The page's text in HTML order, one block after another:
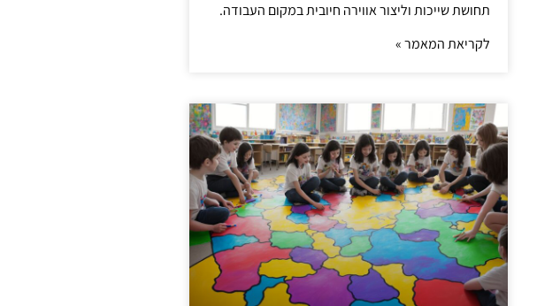
תחושת שייכות וליצור אווירה חיובית במקום העבודה.
לקריאת המאמר »